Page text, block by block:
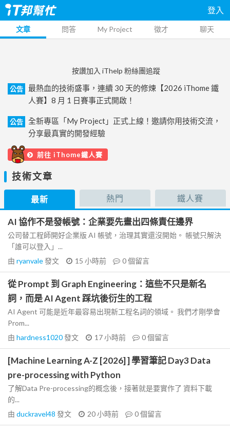
登入
文章 問答 My Project 徵才 聊天
按讚加入 iThelp 粉絲團追蹤
公告
最熱血的技術盛事，連續 30 天的修煉【2026 iThome 鐵
人賽】8 月 1 日賽事正式開啟！
公告
全新專區「My Project」正式上線！邀請你用技術交流，
分享最真實的開發經驗
前往 iThome鐵人賽
技術文章
最新 熱門 鐵人賽
AI 協作不是發帳號：企業要先畫出四條責任邊界
公司替工程師開好企業版 AI 帳號，治理其實還沒開始。 帳號只解決
「誰可以登入」...
由 ryanvale發文 15 小時前 0個留言
從 Prompt 到 Graph Engineering：這些不只是新名
詞，而是 AI Agent 踩坑後衍生的工程
AI Agent 可能是近年最容易出現新工程名詞的領域。 我們才剛學會
Prom...
由 hardness1020發文 17 小時前 0個留言
[Machine Learning A-Z [2026] ] 學習筆記 Day3 Data
pre-processing with Python
了解Data Pre-processing的概念後，接著就是要實作了 資料下載
的...
由 duckravel48 發文 20 小時前 0個留言